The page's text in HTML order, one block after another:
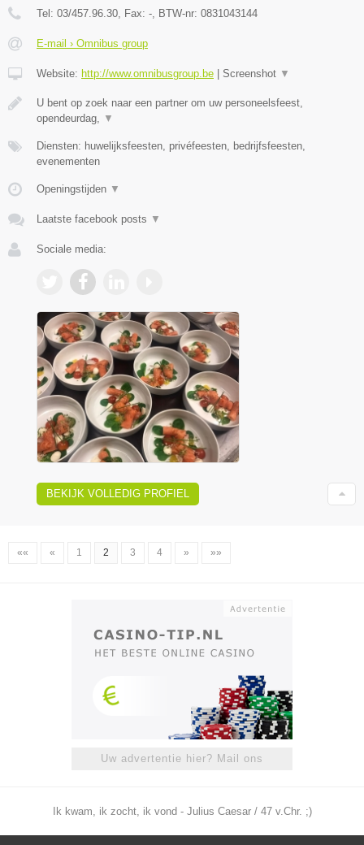
Tel: 03/457.96.30 , Fax: - , BTW-nr: 0831043144
E-mail › Omnibus group
Website: http://www.omnibusgroup.be Screenshot ▼
U bent op zoek naar een partner om uw personeelsfeest,
opendeurdag,
▼
Diensten: huwelijksfeesten, privéfeesten, bedrijfsfeesten,
evenementen
Openingstijden ▼
Laatste facebook posts ▼
Sociale media:
BEKIJK VOLLEDIG PROFIEL
«« « 1 2 3 4 » »»
Uw advertentie hier? Mail ons
Ik kwam, ik zocht, ik vond - Julius Caesar / 47 v.Chr. ;)